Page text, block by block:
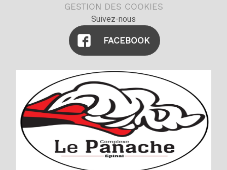
GESTION DES COOKIES
Suivez-nous
FACEBOOK